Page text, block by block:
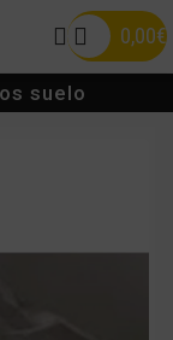
0,00€
suelo